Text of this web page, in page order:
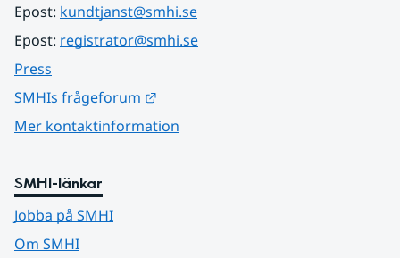
Epost: kundtjanst@smhi.se
Epost: registrator@smhi.se
Press
SMHIs frågeforum
Mer kontaktinformation
SMHI-länkar
Jobba på SMHI
Om SMHI